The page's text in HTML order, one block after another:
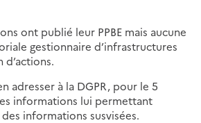
ont publié leur PPBE mais aucune
gestionnaire d’infrastructures
d’actions.
adresser à la DGPR, pour le 5
informations lui permettant
des informations susvisées.